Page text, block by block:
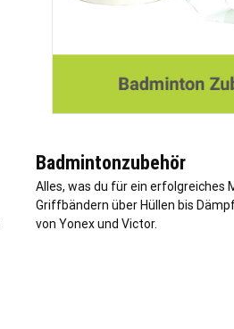
Badmintonzubehör
Alles, was du für ein erfolgreiches
Griffbändern über Hüllen bis
von Yonex und Victor.